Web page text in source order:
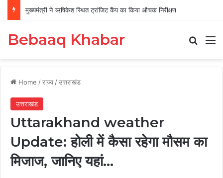
मुख्यमंत्री ने ऋषिकेश स्थित ट्रांजिट कैंप का किया औचक निरीक्षण
Bebaaq Khabar
Home /राज्य /उत्तराखंड
उत्तराखंड
Uttarakhand weather
Update: होली में कैसा रहेगा मौसम का
मिजाज, जानिए यहां…